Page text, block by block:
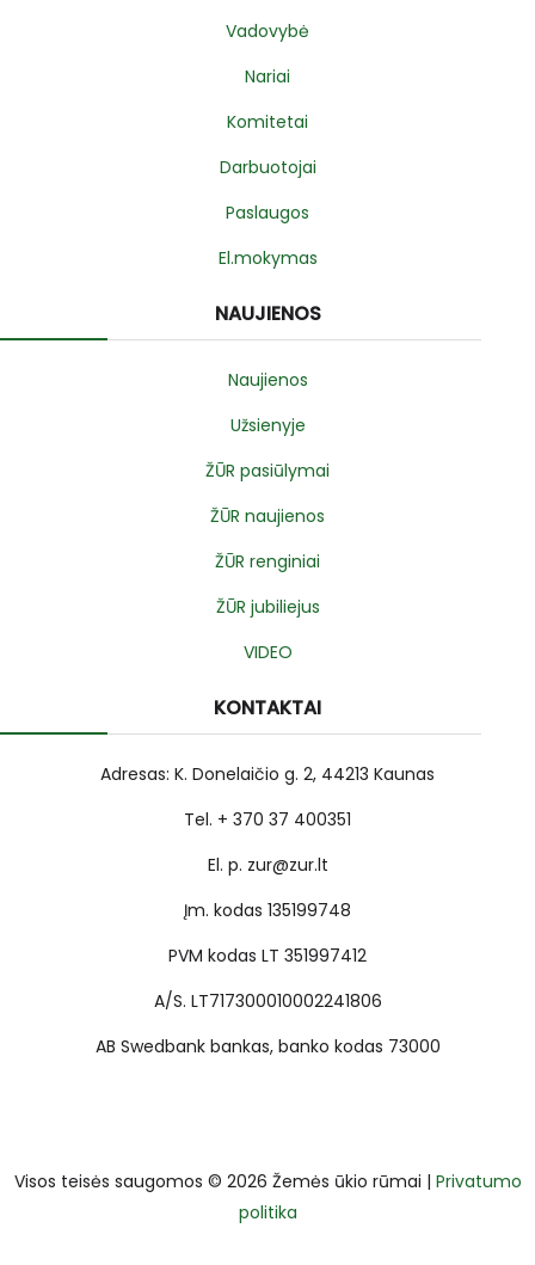
Vadovybė
Nariai
Komitetai
Darbuotojai
Paslaugos
El.mokymas
NAUJIENOS
Naujienos
Užsienyje
ŽŪR pasiūlymai
ŽŪR naujienos
ŽŪR renginiai
ŽŪR jubiliejus
VIDEO
KONTAKTAI
Adresas: K. Donelaičio g. 2, 44213 Kaunas
Tel. + 370 37 400351
El. p. zur@zur.lt
Įm. kodas 135199748
PVM kodas LT 351997412
A/S. LT717300010002241806
AB Swedbank bankas, banko kodas 73000
Visos teisės saugomos © 2026 Žemės ūkio rūmai | Privatumo
politika